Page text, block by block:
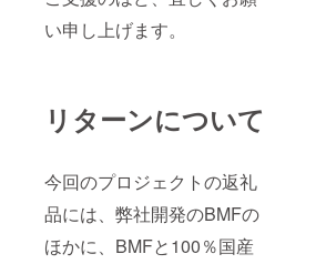
い申し上げます。
リターンについて
今回のプロジェクトの返礼
品には、弊社開発のBMFの
ほかに、BMFと100％国産